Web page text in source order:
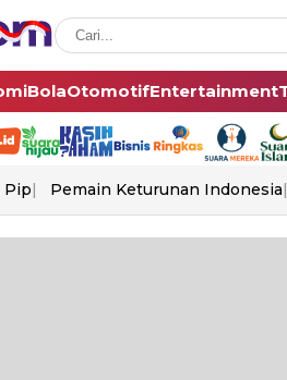
BolaOtomotifEntertainment
Pip Pemain Keturunan Indonesia